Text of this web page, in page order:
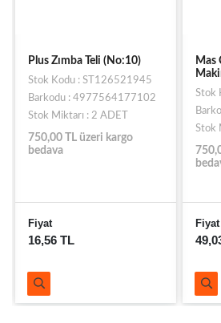
Plus Zımba Teli (No:10)
Stok Kodu : ST126521945
Barkodu : 4977564177102
Stok Miktarı : 2 ADET
750,00 TL üzeri kargo
bedava
Fiyat
16,56 TL
Mas
Stok
Stok
Fiyat